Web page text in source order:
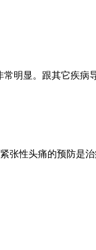
明显。跟其它疾病
张性头痛的预防是